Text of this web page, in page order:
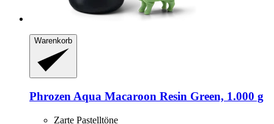
Warenkorb
Phrozen Aqua Macaroon Resin Green, 1.000 g
Zarte Pastelltöne